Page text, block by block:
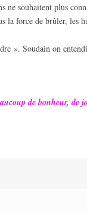
souhaitent plus
force de brûler, les
». Soudain on
de bonheur, de